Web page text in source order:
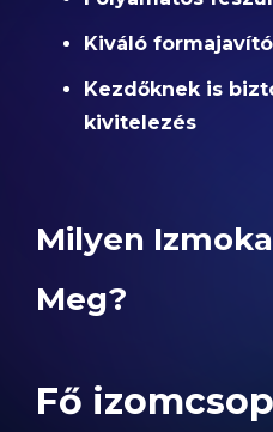
Kiváló
Kezdőknek is
kivitelezés
Milyen
Meg?
Fő